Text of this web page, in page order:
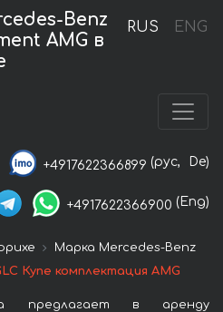
RUS ENG
Benz
AMG в
+4917622366899 (рус, De)
+4917622366900 (Eng)
Марка Mercedes-Benz
Купе комплектация AMG
предлагает в аренду